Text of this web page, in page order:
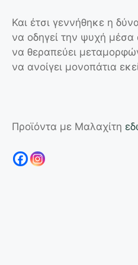
Και έτσι γεννήθηκε η
να οδηγεί την ψυχή
να θεραπεύει
να ανοίγει μονοπάτια
Προϊόντα με Μαλαχίτη